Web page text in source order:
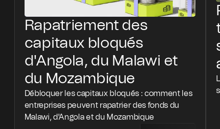
Rapatriement des
capitaux bloqués
d'Angola, du Malawi et
du Mozambique
Débloquer les capitaux bloqués : comment les
entreprises peuvent rapatrier des fonds du
Malawi, d'Angola et du Mozambique